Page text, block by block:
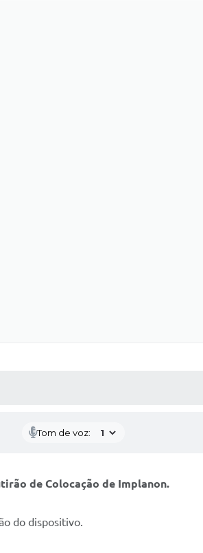
Tom de voz:
de Colocação de Implanon.
do dispositivo.